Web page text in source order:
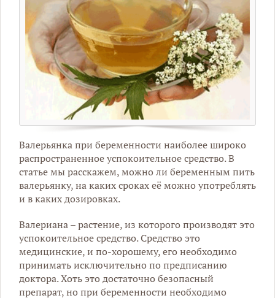
Валерьянка при беременности наиболее широко
распространенное успокоительное средство. В
статье мы расскажем, можно ли беременным пить
валерьянку, на каких сроках её можно употреблять
и в каких дозировках.
Валериана – растение, из которого производят это
успокоительное средство. Средство это
медицинские, и по-хорошему, его необходимо
принимать исключительно по предписанию
доктора. Хоть это достаточно безопасный
препарат, но при беременности необходимо